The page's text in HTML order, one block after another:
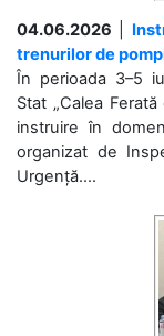
04.06.2026
trenurilor de
În perioada 3–5
Stat „Calea
instruire în
organizat de
Urgență....